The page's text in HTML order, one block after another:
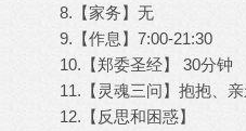
8.【家务】无
9.【作息】7:00-21:30
10.【郑委圣经】 30分钟
11.【灵魂三问】抱抱、
12.【反思和困惑】